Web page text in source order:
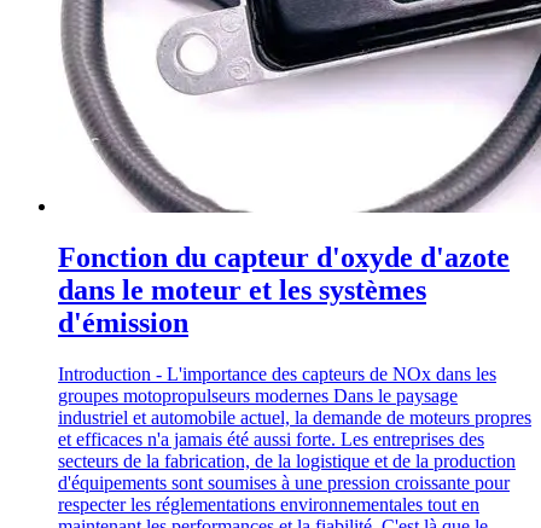
Fonction du capteur d'oxyde d'azote
dans le moteur et les systèmes
d'émission
Introduction - L'importance des capteurs de NOx dans les
groupes motopropulseurs modernes Dans le paysage
industriel et automobile actuel, la demande de moteurs propres
et efficaces n'a jamais été aussi forte. Les entreprises des
secteurs de la fabrication, de la logistique et de la production
d'équipements sont soumises à une pression croissante pour
respecter les réglementations environnementales tout en